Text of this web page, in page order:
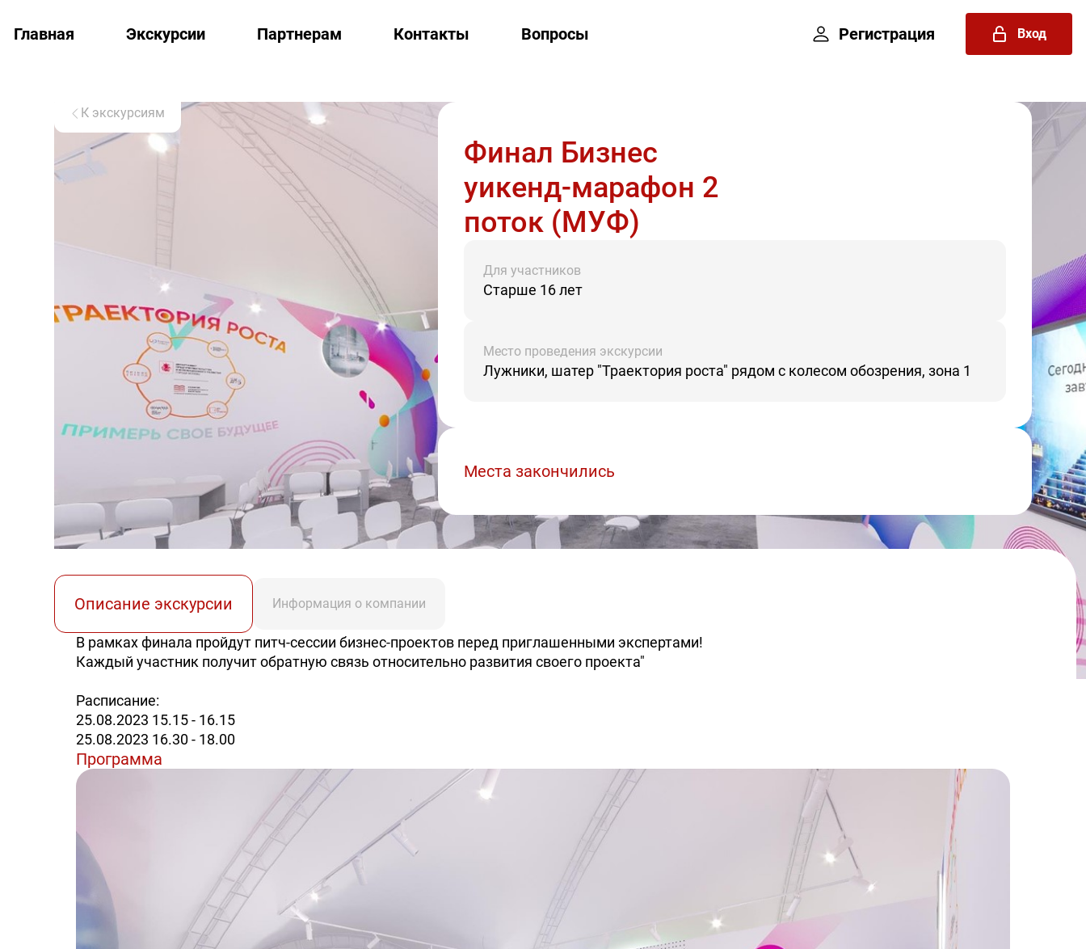
Главная Экскурсии Партнерам Контакты Вопросы Регистрация Вход
К экскурсиям
Финал Бизнес
уикенд-марафон 2
поток (МУФ)
Для участников
Старше 16 лет
Место проведения экскурсии
Лужники, шатер "Траектория роста" рядом с колесом обозрения, зона 1
Места закончились
Описание экскурсии Информация о компании
В рамках финала пройдут питч-сессии бизнес-проектов перед приглашенными экспертами!
Каждый участник получит обратную связь относительно развития своего проекта"
Расписание:
25.08.2023 15.15 - 16.15
25.08.2023 16.30 - 18.00
Программа